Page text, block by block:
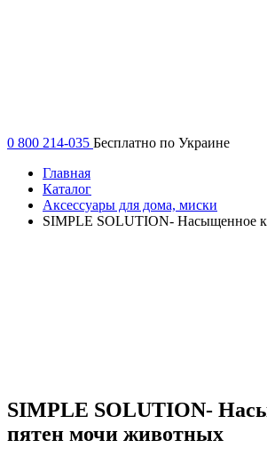
0 800 214-035 Бесплатно по Украине
Главная
Каталог
Аксессуары для дома, миски
SIMPLE SOLUTION- Насыщенное
SIMPLE SOLUTION-
пятен мочи животных